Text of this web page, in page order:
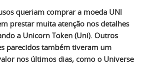
queriam comprar a moeda UNI
prestar muita atenção nos detalhes
a Unicorn Token (Uni). Outros
parecidos também tiveram um
nos últimos dias, como o Universe